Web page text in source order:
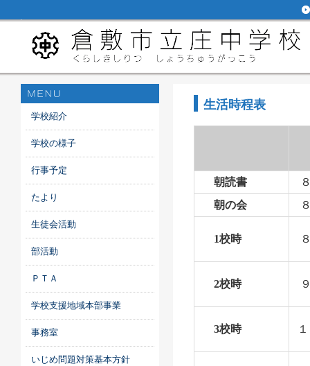
学校紹介
学校の様子
行事予定
たより
生徒会活動
部活動
ＰＴＡ
学校支援地域本部事業
事務室
いじめ問題対策基本方針
生活時程表
朝読書
朝の会
1校時
2校時
3校時